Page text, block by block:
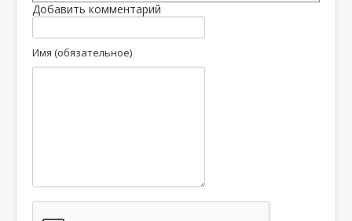
Добавить комментарий
Имя (обязательное)